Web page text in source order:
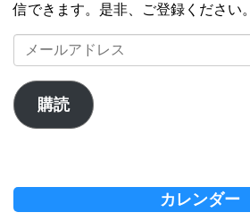
信できます。是非、ご登録ください。
メ
ー
ア
ド
購読
カレンダー